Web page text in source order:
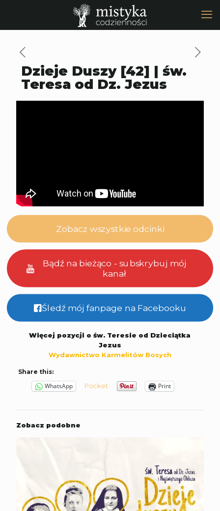
Dzieje Duszy [42] | św.
Teresa od Dz. Jezus
Zobacz wszystkie odcinki
Bądź na bieżąco - subskrybuj mój
kanał
Śledź mój fanpage na Facebooku
Więcej pozycji o św. Teresie od Dzieciątka
Jezus
Wydawnictwo Karmelitów Bosych
Share this:
WhatsApp Pocket Print
Zobacz podobne